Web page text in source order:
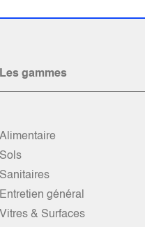
Les gammes
Alimentaire
Sols
Sanitaires
Entretien général
Vitres & Surfaces